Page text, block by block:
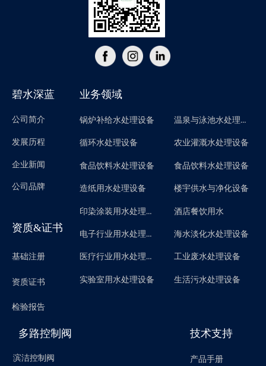
碧水深蓝
公司简介
发展历程
企业新闻
公司品牌
资质&证书
基础注册
资质证书
检验报告
业务领域
锅炉补给水处理设备
循环水处理设备
食品饮料水处理设备
造纸用水处理设备
印染涂装用水处理设备
电子行业用水处理设备
医疗行业用水处理设备
实验室用水处理设备
温泉与泳池水处理设备
农业灌溉水处理设备
食品饮料水处理设备
楼宇供水与净化设备
酒店餐饮用水
海水淡化水处理设备
工业废水处理设备
生活污水处理设备
多路控制阀
滨洁控制阀
技术支持
产品手册